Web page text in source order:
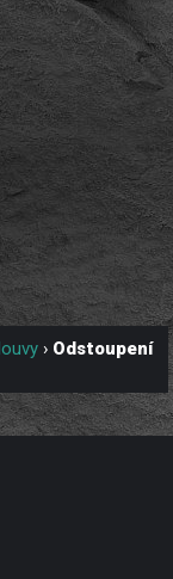
› Odstoupení